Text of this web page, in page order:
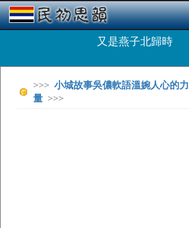
又是燕子北歸時
>>> 小城故事吳儂軟語溫婉人心的力
量 >>>